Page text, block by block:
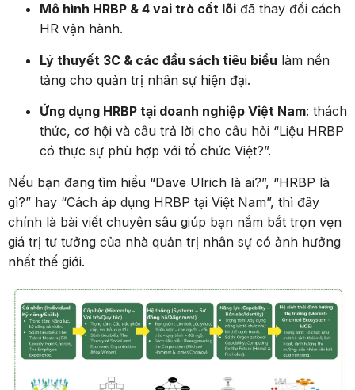
Mô hình HRBP & 4 vai trò cốt lõi đã thay đổi cách
HR vận hành.
Lý thuyết 3C & các đầu sách tiêu biểu làm nền
tảng cho quản trị nhân sự hiện đại.
Ứng dụng HRBP tại doanh nghiệp Việt Nam: thách
thức, cơ hội và câu trả lời cho câu hỏi “Liệu HRBP
có thực sự phù hợp với tổ chức Việt?”.
Nếu bạn đang tìm hiểu “Dave Ulrich là ai?”, “HRBP là
gì?” hay “Cách áp dụng HRBP tại Việt Nam”, thì đây
chính là bài viết chuyên sâu giúp bạn nắm bắt trọn vẹn
giá trị tư tưởng của nhà quản trị nhân sự có ảnh hưởng
nhất thế giới.